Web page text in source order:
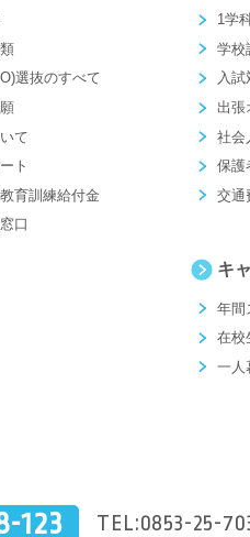
選抜のすべて
て
ト
育訓練給付金
口
1学
学校
入試
出張
社会
保護
交通
キ
年間
在校
一人
123 TEL:0853-25-